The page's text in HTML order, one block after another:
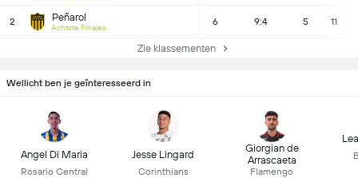
2 Peñarol
Achtste Finales
6 9:4 5 11
Zie klassementen
Wellicht ben je geïnteresseerd in
Angel Di Maria
Rosario Central
Jesse Lingard
Corinthians
Giorgian de
Arrascaeta
Flamengo